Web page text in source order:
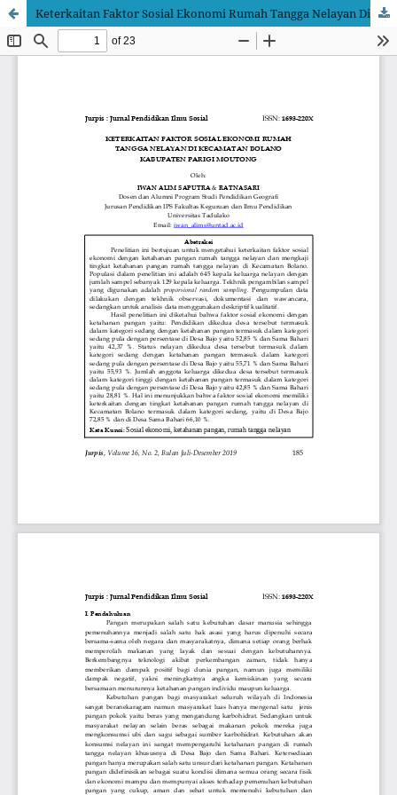
Keterkaitan Faktor Sosial Ekonomi Rumah Tangga Nelayan Di Kecamatan Bolano Kabupaten Parigi Moutong